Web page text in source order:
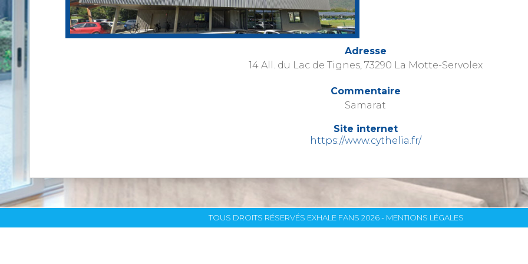
Adresse
14 All. du Lac de Tignes, 73290 La Motte-Servolex
Commentaire
Samarat
Site internet
https://www.cythelia.fr/
TOUS DROITS RÉSERVÉS EXHALE FANS 2026 - MENTIONS LÉGALES